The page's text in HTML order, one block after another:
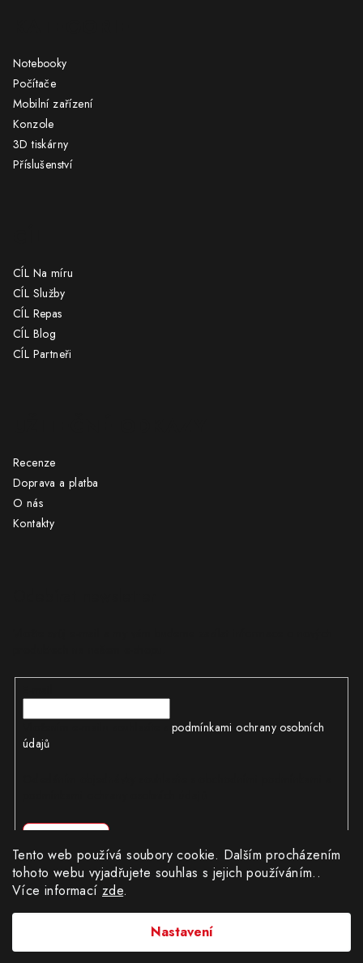
Tento web používá soubory cookie. Dalším procházením
tohoto webu vyjadřujete souhlas s jejich používáním..
Více informacízde.
Nastavení
Notebooky
Počítače
Mobilní zařízení
Konzole
3D tiskárny
Příslušenství
CÍL Na míru
CÍL Služby
CÍL Repas
CÍL Blog
CÍL Partneři
Recenze
Doprava a platba
O nás
Kontakty
podmínkami ochrany osobních
údajů
Obchodní podmínky|Ochrana osobních údajů
Dědinská 896/19, Praha 16100.